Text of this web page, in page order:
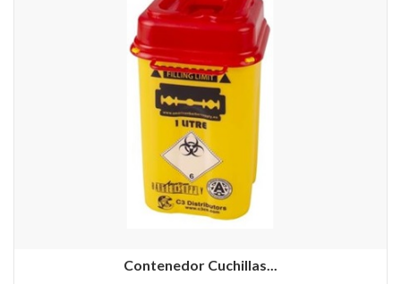
Contenedor Cuchillas...